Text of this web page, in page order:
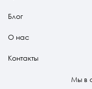
Блог
О нас
Контакты
Мы в